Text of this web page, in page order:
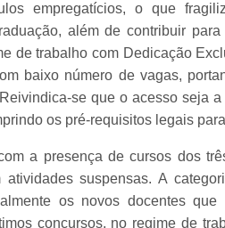
empregatícios, o que
além de contribuir
de trabalho com Dedicação
baixo número de vagas,
se que o acesso seja
os pré-requisitos legais
a presença de cursos dos
suspensas. A
os novos docentes
concursos, no regime de